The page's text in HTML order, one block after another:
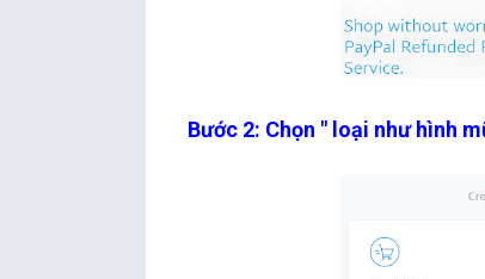
Bước 2: Chọn " loại như hình